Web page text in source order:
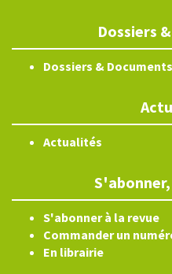
Dossiers
Dossiers & Documents
Actualités
S'abonner à la revue
Commander un
En librairie